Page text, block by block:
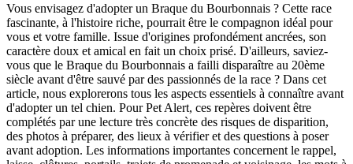
Vous envisagez d'adopter un Braque du Bourbonnais ? Cette race
fascinante, à l'histoire riche, pourrait être le compagnon idéal pour
vous et votre famille. Issue d'origines profondément ancrées, son
caractère doux et amical en fait un choix prisé. D'ailleurs, saviez-
vous que le Braque du Bourbonnais a failli disparaître au 20ème
siècle avant d'être sauvé par des passionnés de la race ? Dans cet
article, nous explorerons tous les aspects essentiels à connaître avant
d'adopter un tel chien. Pour Pet Alert, ces repères doivent être
complétés par une lecture très concrète des risques de disparition,
des photos à préparer, des lieux à vérifier et des questions à poser
avant adoption. Les informations importantes concernent le rappel,